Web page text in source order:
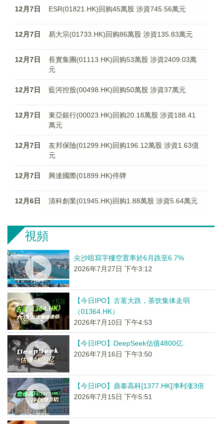
12月7日 ESR(01821.HK)回购45萬股 涉資745.56萬元
12月7日 易大宗(01733.HK)回购86萬股 涉資135.83萬元
12月7日
長實集團(01113.HK)回购53萬股 涉資2409.03萬
元
12月7日 藍河控股(00498.HK)回购50萬股 涉資37萬元
12月7日
東亞銀行(00023.HK)回购20.18萬股 涉資188.41
萬元
12月7日
友邦保險(01299.HK)回购196.12萬股 涉資1.63億
元
12月7日 興達國際(01899.HK)停牌
12月6日 清科創業(01945.HK)回购1.88萬股 涉資5.64萬元
視頻
尖沙咀寫字樓空置率於6月跌至6.7%
2026年7月27日 下午3:12
【今日IPO】古茗大跌，茶饮集体走弱
（01364.HK）
2026年7月10日 下午4:53
【今日IPO】DeepSeek估值4800亿
2026年7月16日 下午3:50
【今日IPO】鼎泰高科[1377.HK]净利涨3倍
2026年7月15日 下午5:51